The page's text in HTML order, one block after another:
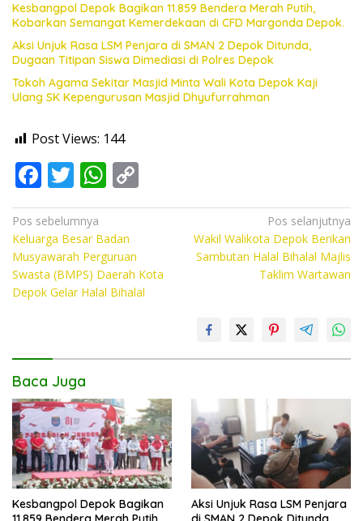
Kesbangpol Depok Bagikan 11.859 Bendera Merah Putih,
Kobarkan Semangat Kemerdekaan di CFD Margonda Depok.
Aksi Unjuk Rasa LSM Penjara di SMAN 2 Depok Ditunda,
Dugaan Titipan Siswa Dimediasi di Polres Depok
Tokoh Agama Sekitar Masjid Minta Wali Kota Depok Kaji
Ulang SK Kepengurusan Masjid Dhyufurrahman
Post Views: 144
F
ac
e
b
o
o
T
w
itt
er
W
h
at
s
A
p
o
Li
n
Navigasi
pos
Pos sebelumnya
Keluarga Besar Badan
Musyawarah Perguruan
Swasta (BMPS) Daerah Kota
Depok Gelar Halal Bihalal
Pos selanjutnya
Wakil Walikota Depok Berikan
Sambutan Halal Bihalal Majlis
Taklim Wartawan
Baca Juga
Kesbangpol Depok Bagikan
Aksi Unjuk Rasa LSM Penjara